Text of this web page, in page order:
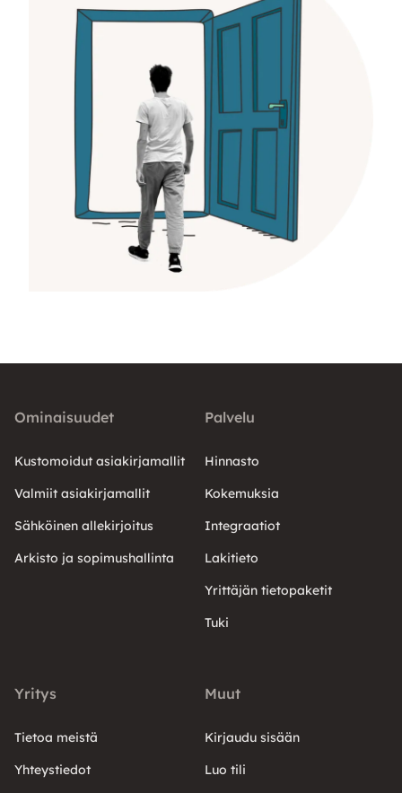
Ominaisuudet
Kustomoidut asiakirjamallit
Valmiit asiakirjamallit
Sähköinen allekirjoitus
Arkisto ja sopimushallinta
Palvelu
Hinnasto
Kokemuksia
Integraatiot
Lakitieto
Yrittäjän tietopaketit
Tuki
Yritys
Tietoa meistä
Yhteystiedot
Muut
Kirjaudu sisään
Luo tili